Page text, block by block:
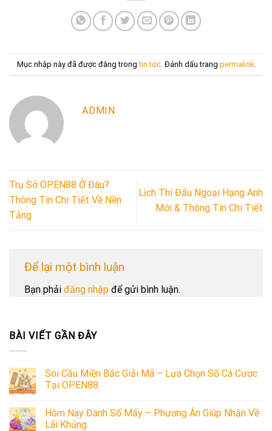
Mục nhập này đã được đăng trongtin tức. Đánh dấu trang permalink.
ADMIN
Trụ Sở OPEN88 Ở Đâu?
Thông Tin Chi Tiết Về Nền
Tảng
Lịch Thi Đấu Ngoại Hạng Anh
Mới & Thông Tin Chi Tiết
Để lại một bình luận
Bạn phải đăng nhập để gửi bình luận.
BÀI VIẾT GẦN ĐÂY
Soi Cầu Miền Bắc Giải Mã – Lựa Chọn Số Cá Cược
Tại OPEN88
Hôm Nay Đánh Số Mấy – Phương Án Giúp Nhận Về
Lãi Khủng